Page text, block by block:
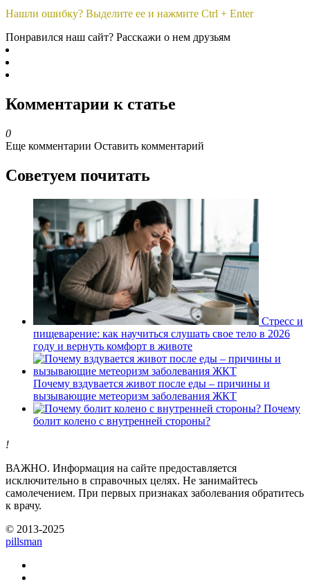
Нашли ошибку? Выделите ее и нажмите Ctrl + Enter
Понравился наш сайт? Расскажи о нем друзьям
Комментарии к статье
0
Еще комментарии Оставить комментарий
Советуем почитать
Стресс и
пищеварение: как научиться слушать свое тело в 2026
году и вернуть комфорт в животе
Почему вздувается живот после еды – причины и
вызывающие метеоризм заболевания ЖКТ
Почему
болит колено с внутренней стороны?
!
ВАЖНО. Информация на сайте предоставляется
исключительно в справочных целях. Не занимайтесь
самолечением. При первых признаках заболевания обратитесь
к врачу.
© 2013-2025
pillsman